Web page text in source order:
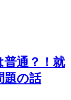
普通？！就
題の話